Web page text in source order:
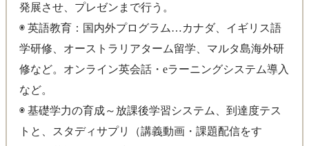
発展させ、プレゼンまで行う。
◉ 英語教育：国内外プログラム…カナダ、イギリス語
学研修、オーストラリアターム留学、マルタ島海外研
修など。オンライン英会話・eラーニングシステム導入
など。
◉ 基礎学力の育成～放課後学習システム、到達度テス
トと、スタディサプリ（講義動画・課題配信をす